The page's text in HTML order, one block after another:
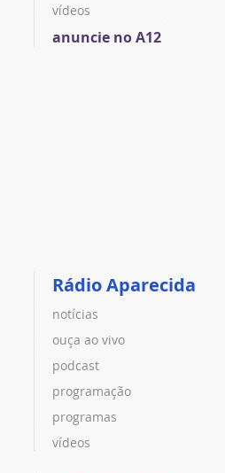
vídeos
anuncie no A12
Rádio Aparecida
notícias
ouça ao vivo
podcast
programação
programas
vídeos